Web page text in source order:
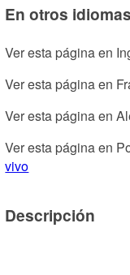
En otros idiomas
Ver esta página en
Ver esta página en
Ver esta página en
Ver esta página en
vivo
Descripción